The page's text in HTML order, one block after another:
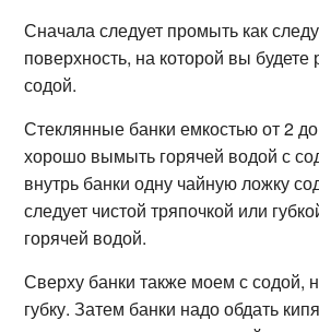
Сначала следует промыть как
поверхность, на которой вы будете
содой.
Стеклянные банки емкостью от 2
хорошо вымыть горячей водой с
внутрь банки одну чайную ложку
следует чистой тряпочкой или
горячей водой.
Сверху банки также моем с содой,
губку. Затем банки надо обдать